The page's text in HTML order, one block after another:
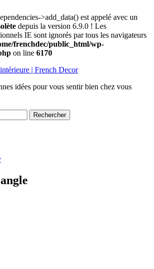
>add_data() est appelé avec un
depuis la version 6.9.0 ! Les
IE sont ignorés par tous les navigateurs
frenchdec/public_html/wp-
on line 6170
| French Decor
idées pour vous sentir bien chez vous